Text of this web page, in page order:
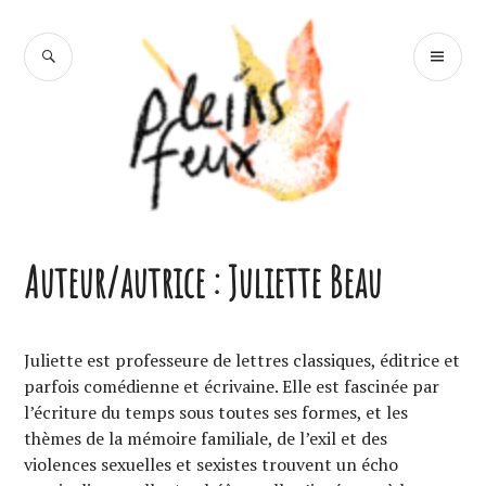
contenu
Pleins Feux
RECHERCHE
Auteur/autrice :Juliette Beau
Juliette est professeure de lettres classiques, éditrice et
parfois comédienne et écrivaine. Elle est fascinée par
l’écriture du temps sous toutes ses formes, et les
thèmes de la mémoire familiale, de l’exil et des
violences sexuelles et sexistes trouvent un écho